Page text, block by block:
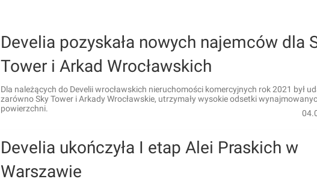
Develia pozyskała nowych najemców dla
Tower i Arkad Wrocławskich
Dla należących do Develii wrocławskich nieruchomości komercyjnych rok 2021 był
zarówno Sky Tower i Arkady Wrocławskie, utrzymały wysokie odsetki
powierzchni.
Develia ukończyła I etap Alei Praskich w
Warszawie